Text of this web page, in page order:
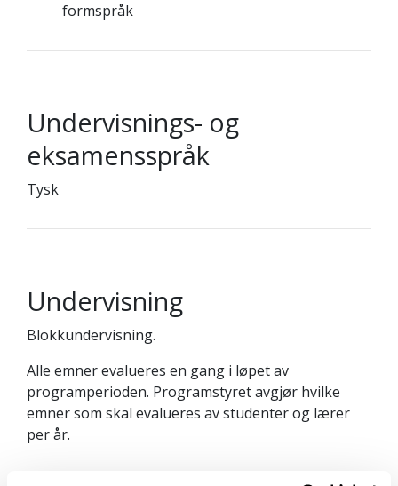
formspråk
Undervisnings- og
eksamensspråk
Tysk
Undervisning
Blokkundervisning.
Alle emner evalueres en gang i løpet av
programperioden. Programstyret avgjør hvilke
emner som skal evalueres av studenter og lærer
per år.